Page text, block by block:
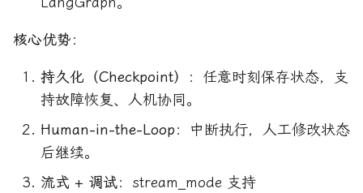
核心优势：
持久化（Checkpoint）
：任意时刻保存状态，支
持故障恢复、人机协同。
Human-in-the-Loop：中断执行，人工修改状态
后继续。
流式 + 调试：stream_mode 支持